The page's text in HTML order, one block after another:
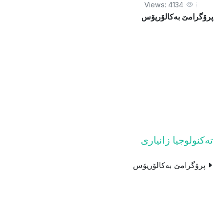
Views: 4134
پرۆگرامێ بەکالۆریۆس
ته‌كنولوجیا زانیاری
پرۆگرامێ بەکالۆریۆس